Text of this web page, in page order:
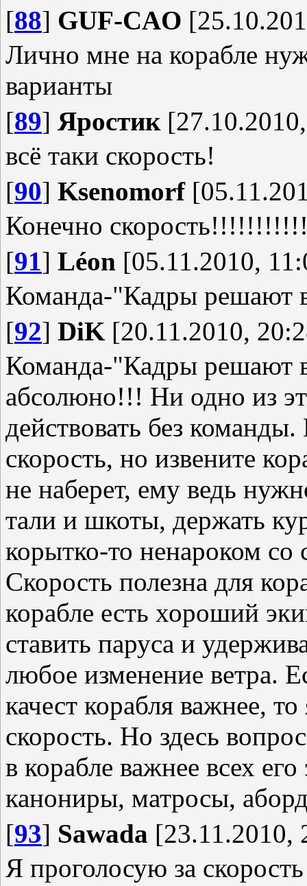
[88] GUF-CAO
Лично мне на корабле
варианты
[89] Яростик
всё таки скорость!
[90] Ksenomorf
Конечно
[91] Léon [05.11.2010,
Команда-"Кадры решают
[92] DiK [20.11.2010,
Команда-"Кадры решают
абсолюно!!! Ни одно из
действовать без
скорость, но извените
не наберет, ему ведь
тали и шкоты, держать
корытко-то ненароком со
Скорость полезна для
корабле есть хороший
ставить паруса и
любое изменение ветра.
качест корабля важнее,
скорость. Но здесь
в корабле важнее всех
канониры, матросы,
[93] Sawada [23.11.2010,
Я проголосую за